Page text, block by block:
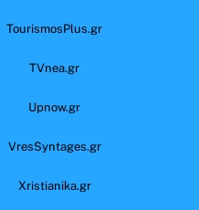
TourismosPlus.gr
TVnea.gr
Upnow.gr
VresSyntages.gr
Xristianika.gr